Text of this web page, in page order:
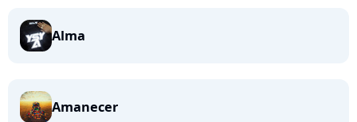
Alma
Amanecer